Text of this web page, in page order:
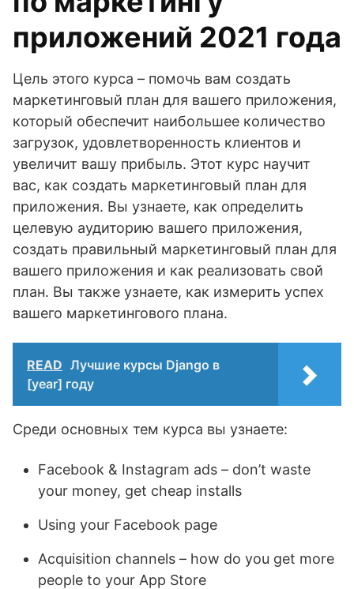
приложений 2021 года
Цель этого курса – помочь вам создать
маркетинговый план для вашего приложения,
который обеспечит наибольшее количество
загрузок, удовлетворенность клиентов и
увеличит вашу прибыль. Этот курс научит
вас, как создать маркетинговый план для
приложения. Вы узнаете, как определить
целевую аудиторию вашего приложения,
создать правильный маркетинговый план для
вашего приложения и как реализовать свой
план. Вы также узнаете, как измерить успех
вашего маркетингового плана.
READ Лучшие курсы Django в
[year] году
Среди основных тем курса вы узнаете:
Facebook & Instagram ads – don’t waste
your money, get cheap installs
Using your Facebook page
Acquisition channels – how do you get more
people to your App Store